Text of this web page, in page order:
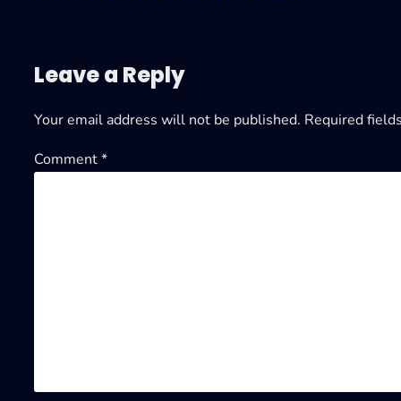
Leave a Reply
Your email address will not be published. Required
Comment*